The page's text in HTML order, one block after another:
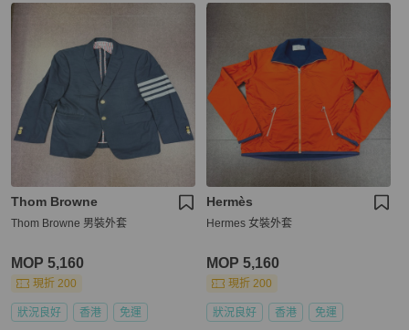
Thom Browne
Thom Browne 男裝外套
MOP 5,160
現折 200
狀況良好 香港 免運
Hermès
Hermes 女裝外套
MOP 5,160
現折 200
狀況良好 香港 免運